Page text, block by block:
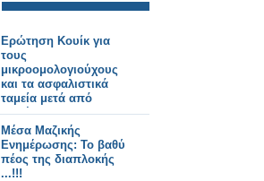
Ερώτηση Κουίκ για
τους
μικροομολογιούχους
και τα ασφαλιστικά
ταμεία μετά από
παρέμβαση του
δημάρχου Σύρου -
Ερμούπολης
Μέσα Μαζικής
Ενημέρωσης: Το βαθύ
πέος της διαπλοκής
...!!!